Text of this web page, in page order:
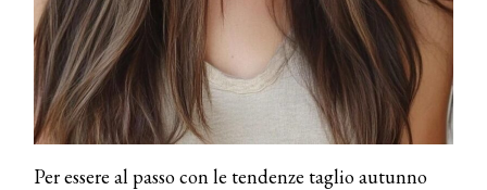
Per essere al passo con le tendenze taglio autunno
TONI&GUY
A Natale regala una doppia
TONI&GUY “Feel Good Experience”!
TONI&GUY
LABEL.M lancia la sua innovativa ed
eco-sostenibile linea di prodotti
professionali